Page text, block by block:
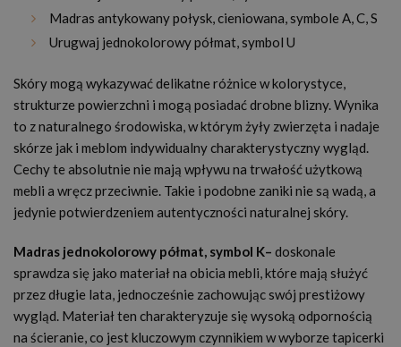
Madras antykowany połysk, cieniowana, symbole A, C, S
Urugwaj jednokolorowy półmat, symbol U
Skóry mogą wykazywać delikatne różnice w kolorystyce,
strukturze powierzchni i mogą posiadać drobne blizny. Wynika
to z naturalnego środowiska, w którym żyły zwierzęta i nadaje
skórze jak i meblom indywidualny charakterystyczny wygląd.
Cechy te absolutnie nie mają wpływu na trwałość użytkową
mebli a wręcz przeciwnie. Takie i podobne zaniki nie są wadą, a
jedynie potwierdzeniem autentyczności naturalnej skóry.
Madras jednokolorowy półmat, symbol K– doskonale
sprawdza się jako materiał na obicia mebli, które mają służyć
przez długie lata, jednocześnie zachowując swój prestiżowy
wygląd. Materiał ten charakteryzuje się wysoką odpornością
na ścieranie, co jest kluczowym czynnikiem w wyborze tapicerki